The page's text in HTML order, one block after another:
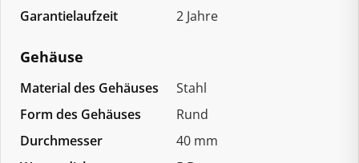
Garantielaufzeit
2 Jahre
Gehäuse
Material des Gehäuses
Stahl
Form des Gehäuses
Rund
Durchmesser
40 mm